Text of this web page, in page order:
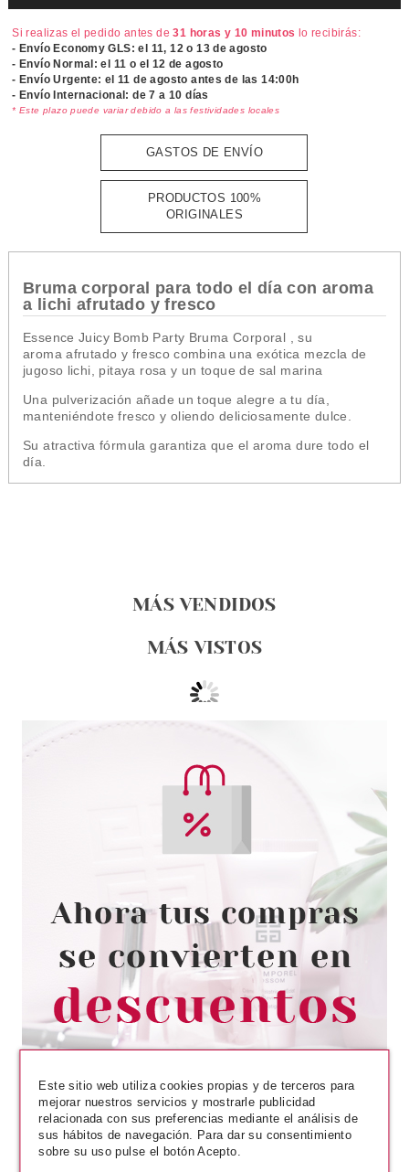
Si realizas el pedido antes de31 horas y 10 minutos lo recibirás:
- Envío Economy GLS: el 11, 12 o 13 de agosto
- Envío Normal: el 11 o el 12 de agosto
- Envío Urgente: el11 de agosto antes de las 14:00h
- Envío Internacional: de 7 a 10 días
* Este plazo puede variar debido a las festividades locales
GASTOS DE ENVÍO
PRODUCTOS 100%
ORIGINALES
Bruma corporal para todo el día con aroma
a lichi afrutado y fresco
Essence Juicy Bomb Party Bruma Corporal , su
aromaafrutado y fresco combina una exótica mezcla de
jugoso lichi, pitaya rosa y un toque de sal marina
Una pulverización añade un toque alegre a tu día,
manteniéndote fresco y oliendo deliciosamente dulce.
Su atractiva fórmula garantiza que el aroma dure todo el
día.
MÁS VENDIDOS
MÁS VISTOS
L´OREAL
L'OREAL CONTOURING
PALETTE INFALLIBLE SCULPT
03 MED/DARK
desde
2.99€
Este sitio web utiliza cookies propias y de terceros para
mejorar nuestros servicios y mostrarle publicidad
relacionada con sus preferencias mediante el análisis de
sus hábitos de navegación. Para dar su consentimiento
sobre su uso pulse el botón Acepto.